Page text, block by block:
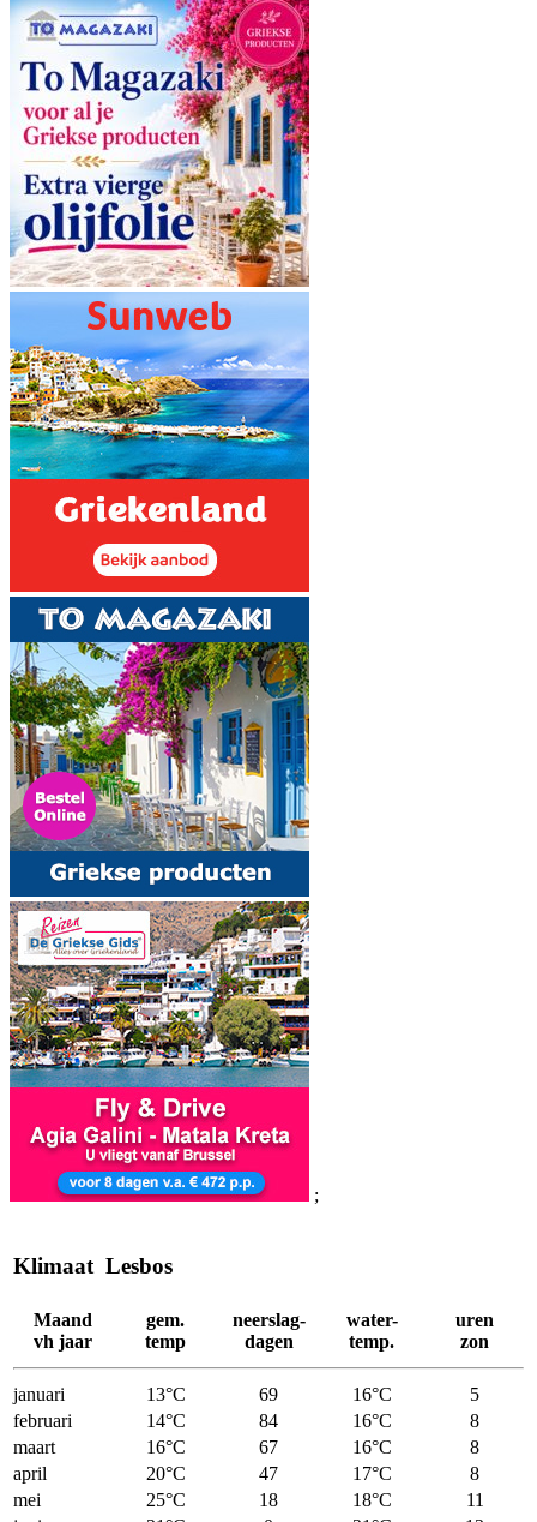
;
Klimaat Lesbos
Maand
vh jaar
gem.
temp
neerslag-
dagen
water-
temp.
uren
zon
januari 13°C 69 16°C
5
februari
14°C 84 16°C
8
maart
16°C 67 16°C
8
april
20°C 47 17°C
8
mei
25°C 18 18°C
11